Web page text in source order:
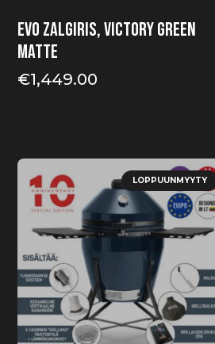
EVO Zalgiris, Victory Green
Matte
€1,449.00
LOPPUUNMYYTY